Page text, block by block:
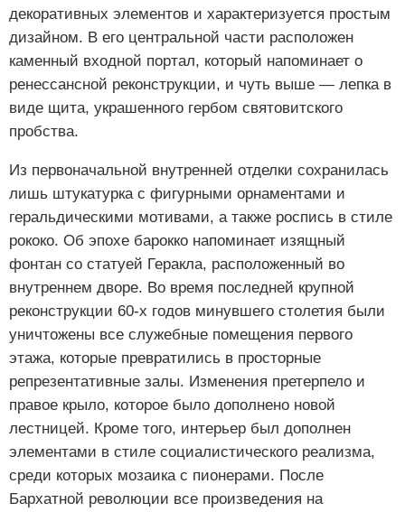
декоративных элементов и характеризуется простым
дизайном. В его центральной части расположен
каменный входной портал, который напоминает о
ренессансной реконструкции, и чуть выше — лепка в
виде щита, украшенного гербом святовитского
пробства.
Из первоначальной внутренней отделки сохранилась
лишь штукатурка с фигурными орнаментами и
геральдическими мотивами, а также роспись в стиле
рококо. Об эпохе барокко напоминает изящный
фонтан со статуей Геракла, расположенный во
внутреннем дворе. Во время последней крупной
реконструкции 60-х годов минувшего столетия были
уничтожены все служебные помещения первого
этажа, которые превратились в просторные
репрезентативные залы. Изменения претерпело и
правое крыло, которое было дополнено новой
лестницей. Кроме того, интерьер был дополнен
элементами в стиле социалистического реализма,
среди которых мозаика с пионерами. После
Бархатной революции все произведения на